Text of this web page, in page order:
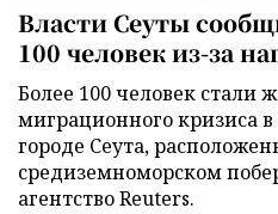
Власти Сеуты
100 человек из-за
Более 100 человек стали
миграционного кризиса
городе Сеута,
средиземноморском
агентство Reuters.